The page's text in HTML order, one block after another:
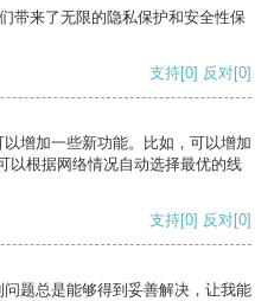
带来了无限的隐私保护和安全性保
支持[0] 反对[0]
增加一些新功能。比如，可以增加
以根据网络情况自动选择最优的线
支持[0] 反对[0]
题总是能够得到妥善解决，让我能